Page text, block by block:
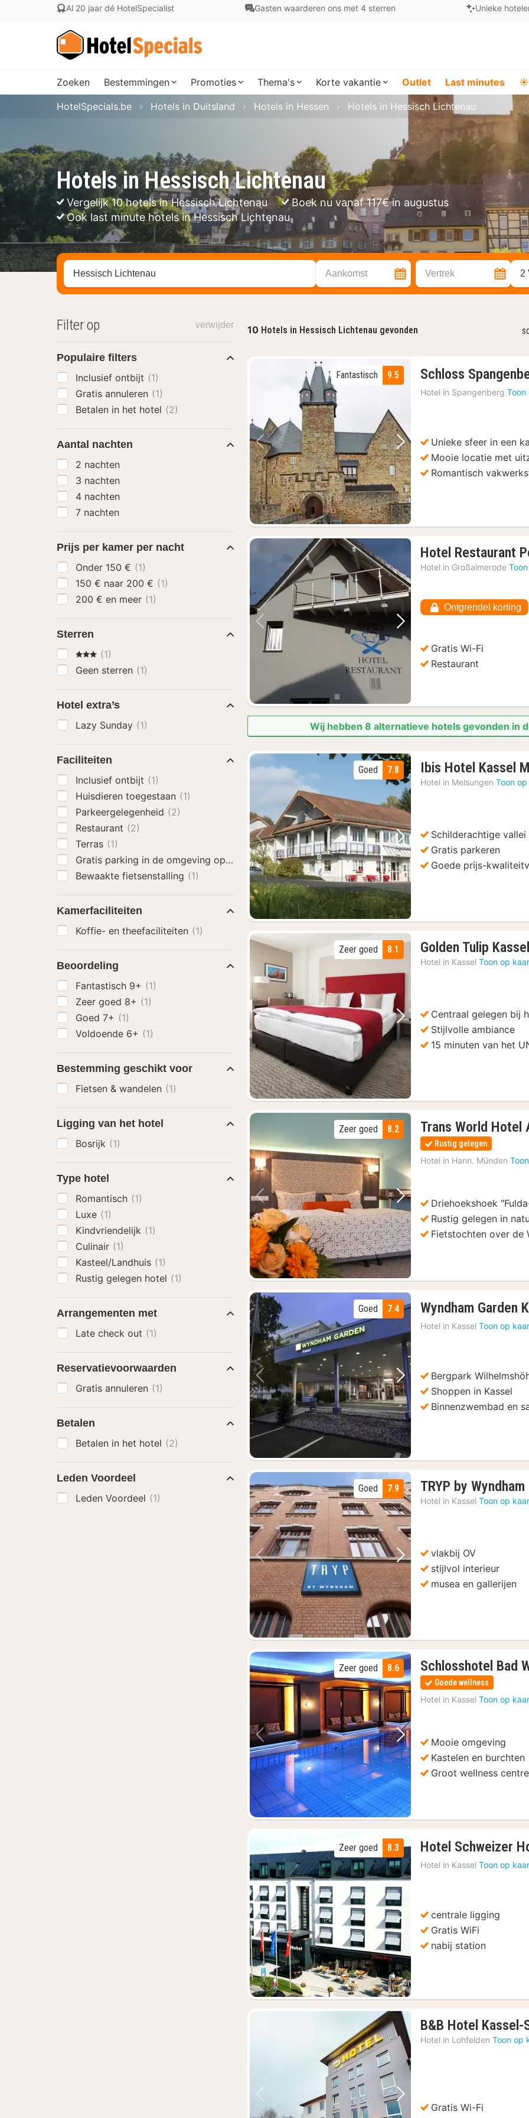
Al 20 jaar dé HotelSpecialist Gasten waarderen ons met 4 sterren Unieke
Zoeken Bestemmingen Promoties Thema's Korte vakantie Outlet Last minutes ☀️
Hotels in Hessisch Lichtenau
Vergelijk 10 hotels in Hessisch Lichtenau
Boek nu vanaf 117€ in augustus
Ook last minute hotels in Hessisch Lichtenau
HotelSpecials.be Hotels in Duitsland Hotels in Hessen Hotels in Hessisch Lichtenau
Zoek op hotel, regio of stad Aankomst Vertrek 2
10 Hotels in Hessisch Lichtenau gevonden
Vorige foto Volgende foto
9.5
Fantastisch Schloss
Hotel in Spangenberg
Unieke sfeer in een
Mooie locatie met
Romantisch
Vorige foto Volgende foto
Hotel Restaurant
Hotel in Großalmerode
Ontgrendel korting
Gratis Wi-Fi
Restaurant
Wij hebben 8 alternatieve hotels gevonden in
Vorige foto Volgende foto
7.8
Goed Ibis Hotel Kassel
Hotel in Melsungen Toon
Schilderachtige vallei
Gratis parkeren
Goede prijs-
Vorige foto Volgende foto
8.1
Zeer goed Golden Tulip
Hotel in Kassel Toon op
Centraal gelegen bij
Stijlvolle ambiance
15 minuten van het
Vorige foto Volgende foto
8.2
Zeer goed Trans World Hotel
Rustig gelegen
Hotel in Hann. Münden
Driehoekshoek
Rustig gelegen in
Fietstochten over de
Vorige foto Volgende foto
7.4
Goed Wyndham Garden
Hotel in Kassel Toon op
Bergpark
Shoppen in Kassel
Binnenzwembad en
Vorige foto Volgende foto
7.9
Goed TRYP by
Hotel in Kassel Toon op
vlakbij OV
stijlvol interieur
musea en gallerijen
Vorige foto Volgende foto
8.6
Zeer goed Schlosshotel Bad
Goede wellness
Hotel in Kassel Toon op
Mooie omgeving
Kastelen en burchten
Groot wellness centre
Vorige foto Volgende foto
8.3
Zeer goed Hotel Schweizer
Hotel in Kassel Toon op
centrale ligging
Gratis WiFi
nabij station
Vorige foto Volgende foto
B&B Hotel Kassel-
Hotel in Lohfelden Toon op
Gratis Wi-Fi
Filter op verwijder
Populaire filters
Inclusief ontbijt (1)
Gratis annuleren (1)
Betalen in het hotel (2)
Aantal nachten
2 nachten
3 nachten
4 nachten
7 nachten
Prijs per kamer per nacht
Onder 150 € (1)
150 € naar 200 € (1)
200 € en meer (1)
Sterren
3 Sterren
(1)
Geen sterren (1)
Hotel extra’s
Lazy Sunday (1)
Faciliteiten
Inclusief ontbijt (1)
Huisdieren toegestaan (1)
Parkeergelegenheid (2)
Restaurant (2)
Terras (1)
Gratis parking in de omgeving op zaterdag en zondag(1)
Bewaakte fietsenstalling (1)
Kamerfaciliteiten
Koffie- en theefaciliteiten (1)
Beoordeling
Fantastisch 9+ (1)
Zeer goed 8+ (1)
Goed 7+ (1)
Voldoende 6+ (1)
Bestemming geschikt voor
Fietsen & wandelen (1)
Ligging van het hotel
Bosrijk (1)
Type hotel
Romantisch (1)
Luxe (1)
Kindvriendelijk (1)
Culinair (1)
Kasteel/Landhuis (1)
Rustig gelegen hotel (1)
Arrangementen met
Late check out (1)
Reservatievoorwaarden
Gratis annuleren (1)
Betalen
Betalen in het hotel (2)
Leden Voordeel
Leden Voordeel (1)